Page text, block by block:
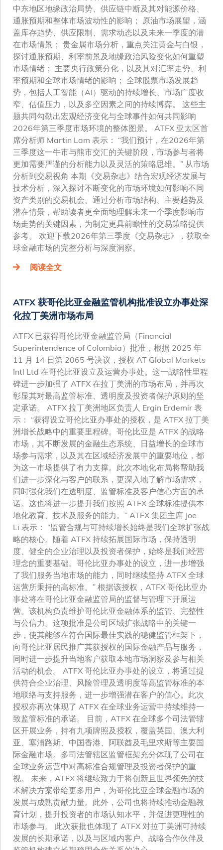
中东地区地缘政治局势、供应链中断及其对能源价格、
通胀预期和整体市场波动性的影响； 原油市场展望，涵
盖库存趋势、供应限制、需求动态以及未来一季度的潜
在市场情景； 贵金属市场分析，重点关注黄金与白银，
探讨通胀预期、利率前景及地缘政治风险变化如何重塑
市场情绪； 主要央行政策分化，以及其对汇率走势、利
率预期和全球市场情绪的影响； 全球股票市场发展趋
势，包括人工智能（AI）驱动的持续增长、市场广度收
窄、估值压力，以及多空因素之间的持续博弈。 这些主
题共同勾勒出宏观经济变化与全球事件如何共同影响
2026年第三季度市场环境的整体图景。 ATFX 亚太区首
席分析师 Martin Lam 表示： “我们预计，在2026年第
三季度这一牛市与熊市交汇的关键阶段，市场参与者将
更加需要严谨的分析能力以及灵活的策略思维。” 从市场
分析到交易视角 本期《交易杂志》结合宏观经济发展与
技术分析，深入探讨不断变化的市场环境如何影响不同
资产类别的交易机会。通过分析市场结构、主要趋势及
潜在情景，帮助读者更全面地理解未来一个季度影响市
场走势的关键因素，为制定更具前瞻性的交易策略提供
参考。 欢迎下载2026年第三季度《交易杂志》，获取全
球金融市场的完整分析与深度洞察。
阅读全文
ATFX 获哥伦比亚金融监管机构批准设立办事处深
化拉丁美洲市场布局
ATFX 已获得哥伦比亚金融监管局（Financial
Superintendence of Colombia）批准，根据 2025 年
11 月 14 日第 2065 号决议，授权 AT Global Markets
Intl Ltd 在哥伦比亚设立及运营办事处。这一战略性里程
碑进一步加强了 ATFX 在拉丁美洲的市场布局，并再次
彰显其对最高监管标准、透明度及投资者保护原则的坚
定承诺。 ATFX 拉丁美洲地区负责人 Ergin Erdemir 表
示： “获得设立哥伦比亚办事处的授权，是 ATFX 拉丁美
洲增长战略中的重要里程碑。哥伦比亚是 ATFX 的战略
市场，其不断发展的金融生态系统、日益增长的全球市
场参与需求，以及其在区域经济发展中的重要地位，都
为这一市场提供了有力支撑。此次本地化布局将帮助我
们进一步深化与客户的联系，更深入地了解市场需求，
同时强化我们在透明度、监管标准及客户信心方面的承
诺。这也将进一步提升我们按照 ATFX 全球标准提供本
地化教育、技术及服务的能力。” ATFX 集团主席 Joe
Li 表示： “监管合规与可持续增长始终是我们全球扩张战
略的核心。随着 ATFX 持续拓展国际市场，保持透明
度、健全的企业治理以及投资者保护，始终是我们经营
理念的重要基础。哥伦比亚办事处的设立，进一步增强
了我们服务当地市场的能力，同时继续坚持 ATFX 全球
运营所秉持的高标准。” 根据该授权，ATFX 哥伦比亚办
事处将在哥伦比亚金融监管局的监督与管理下开展运
营。该机构负责维护哥伦比亚金融体系的监管、完整性
与公信力。这项批准是公司区域扩张战略中的关键一
步，使其能够在符合国际最佳实践的稳健监管框架下，
向哥伦比亚居民推广其获授权的国际金融产品与服务，
同时进一步提升当地客户获取本地市场洞察及参与相关
活动的机会。 ATFX 哥伦比亚办事处的设立，将通过提
供符合企业治理、风险管理及透明度等高监管标准的本
地联络与支持服务，进一步增强潜在客户的信心。此次
授权亦再次体现了 ATFX 在全球业务运营中持续维持一
致监管标准的承诺。 目前，ATFX 在全球多个司法管辖
区开展业务，持有九项牌照及授权，覆盖英国、澳大利
亚、塞浦路斯、中国香港、阿联酋及毛里求斯等主要国
际金融市场。多司法管辖区监管框架充分体现了公司在
全球业务运营中对高标准合规管理及投资者保护的重
视。 未来，ATFX 将继续致力于将创新且世界领先的技
术解决方案带给更多用户，为哥伦比亚全球金融市场的
发展与成熟贡献力量。此外，公司也将持续推动金融教
育计划，提升投资者的市场认知水平，并促进更理性的
市场参与。 此次获批也体现了 ATFX 对拉丁美洲可持续
发展的长期承诺，以及与区域内客户、战略合作伙伴及